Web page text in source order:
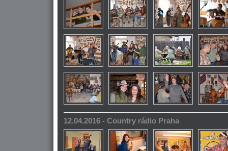
12.04.2016 - Country rádio Praha